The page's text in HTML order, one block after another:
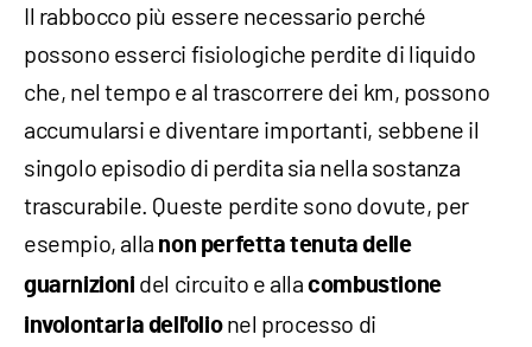
Il rabbocco più essere necessario perché
possono esserci fisiologiche perdite di liquido
che, nel tempo e al trascorrere dei km, possono
accumularsi e diventare importanti, sebbene il
singolo episodio di perdita sia nella sostanza
trascurabile. Queste perdite sono dovute, per
esempio, alla non perfetta tenuta delle
guarnizioni del circuito e allacombustione
involontaria dell'olionel processo di